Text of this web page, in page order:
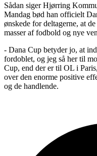
Sådan siger Hjørring
Mandag bød han officielt
ønskede for deltagerne, at
masser af fodbold og nye
- Dana Cup betyder jo, at
fordoblet, og jeg så her til
Cup, end der er til OL i
over den enorme positive
og de handlende.